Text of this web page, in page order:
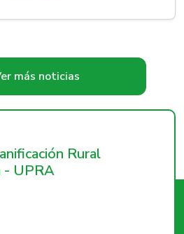
más noticias
Rural
- UPRA